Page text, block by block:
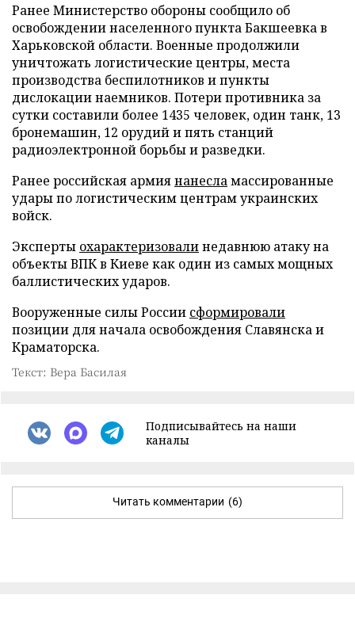
Ранее Министерство обороны сообщило об
освобождении населенного пункта Бакшеевка в
Харьковской области. Военные продолжили
уничтожать логистические центры, места
производства беспилотников и пункты
дислокации наемников. Потери противника за
сутки составили более 1435 человек, один танк, 13
бронемашин, 12 орудий и пять станций
радиоэлектронной борьбы и разведки.
Ранее российская армиянанесламассированные
удары по логистическим центрам украинских
войск.
Эксперты охарактеризовалинедавнюю атаку на
объекты ВПК в Киеве как один из самых мощных
баллистических ударов.
Вооруженные силы России сформировали
позиции для начала освобождения Славянска и
Краматорска.
Текст: Вера Басилая
Подписывайтесь на наши
каналы
Читать комментарии (6)